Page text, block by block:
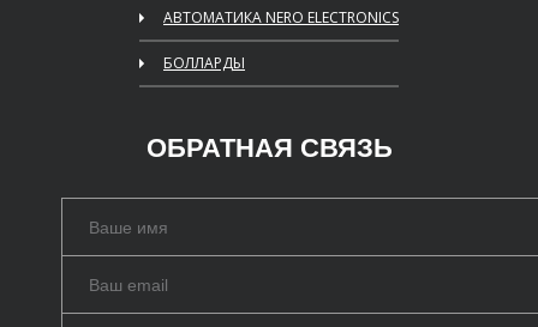
АВТОМАТИКА NERO ELECTRONICS
БОЛЛАРДЫ
ОБРАТНАЯ СВЯЗЬ